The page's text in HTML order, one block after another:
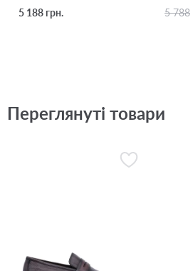
5 188 грн. 5 788
Переглянуті товари